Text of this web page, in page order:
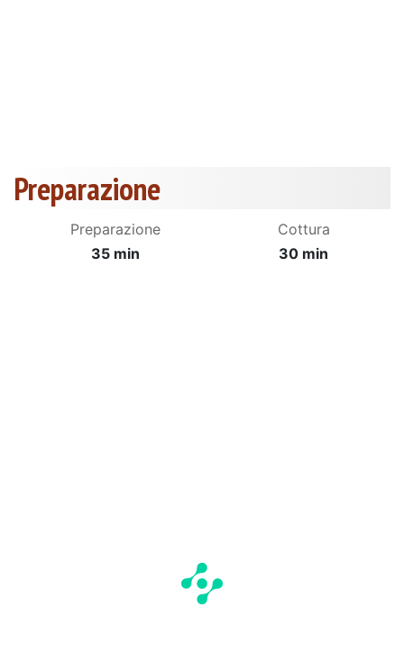
Preparazione
Preparazione
35 min
Cottura
30 min